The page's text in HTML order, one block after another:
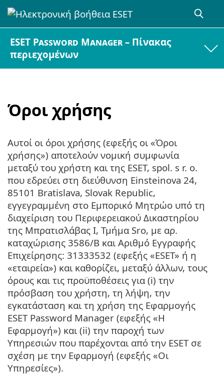
ESET Password Manager – Πίνακας
περιεχομένων
Όροι χρήσης
Αυτοί οι όροι χρήσης (εφεξής οι «Όροι
χρήσης») αποτελούν νομική συμφωνία
μεταξύ του χρήστη και της ESET, spol. s r. o.
που εδρεύει στη διεύθυνση Einsteinova 24,
85101 Bratislava, Slovak Republic,
εγγεγραμμένη στο Εμπορικό Μητρώο υπό τη
διαχείριση του Περιφερειακού Δικαστηρίου
της Μπρατισλάβας Ι, Τμήμα Sro, με αρ.
καταχώρισης 3586/B και Αριθμό Εγγραφής
Επιχείρησης: 31333532 (εφεξής «ESET» ή η
«εταιρεία») και καθορίζει, μεταξύ άλλων, τους
όρους και τις προϋποθέσεις για (i) την
πρόσβαση του χρήστη, τη λήψη, την
εγκατάσταση και τη χρήση της Εφαρμογής
ESET Password Manager (εφεξής «Η
Εφαρμογή») και (ii) την παροχή των
Υπηρεσιών που παρέχονται από την ESET σε
σχέση με την Εφαρμογή (εφεξής «Οι
Υπηρεσίες»).